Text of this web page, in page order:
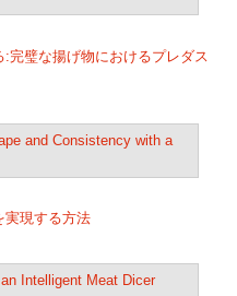
完璧な揚げ物におけるプレダス
実現する方法